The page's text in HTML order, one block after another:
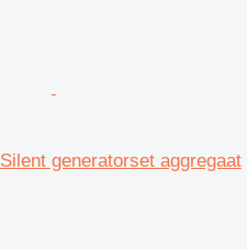
generatorset aggregaat